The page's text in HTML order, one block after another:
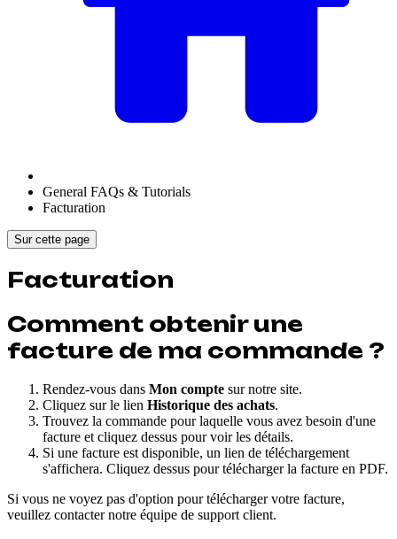
General FAQs & Tutorials
Facturation
Sur cette page
Facturation
Comment obtenir une
facture de ma commande ?
Rendez-vous dans Mon compte sur notre site.
Cliquez sur le lien Historique des achats.
Trouvez la commande pour laquelle vous avez besoin d'une
facture et cliquez dessus pour voir les détails.
Si une facture est disponible, un lien de téléchargement
s'affichera. Cliquez dessus pour télécharger la facture en PDF.
Si vous ne voyez pas d'option pour télécharger votre facture,
veuillez contacter notre équipe de support client.